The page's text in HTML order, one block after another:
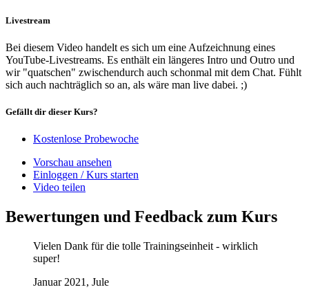
Livestream
Bei diesem Video handelt es sich um eine Aufzeichnung eines
YouTube-Livestreams. Es enthält ein längeres Intro und Outro und
wir "quatschen" zwischendurch auch schonmal mit dem Chat. Fühlt
sich auch nachträglich so an, als wäre man live dabei. ;)
Gefällt dir dieser Kurs?
Kostenlose Probewoche
Vorschau ansehen
Einloggen / Kurs starten
Video teilen
Bewertungen und Feedback zum Kurs
Vielen Dank für die tolle Trainingseinheit - wirklich
super!
Januar 2021, Jule